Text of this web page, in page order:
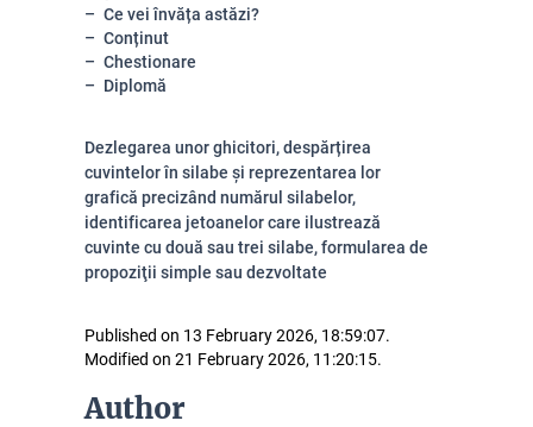
Ce vei învăța astăzi?
Conținut
Chestionare
Diplomă
Dezlegarea unor ghicitori, despărțirea
cuvintelor în silabe și reprezentarea lor
grafică precizând numărul silabelor,
identificarea jetoanelor care ilustrează
cuvinte cu două sau trei silabe, formularea de
propoziţii simple sau dezvoltate
Published on 13 February 2026, 18:59:07.
Modified on 21 February 2026, 11:20:15.
Author